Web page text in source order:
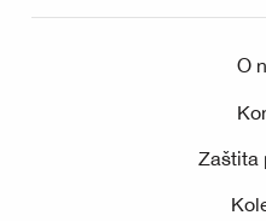
O
Zaštita